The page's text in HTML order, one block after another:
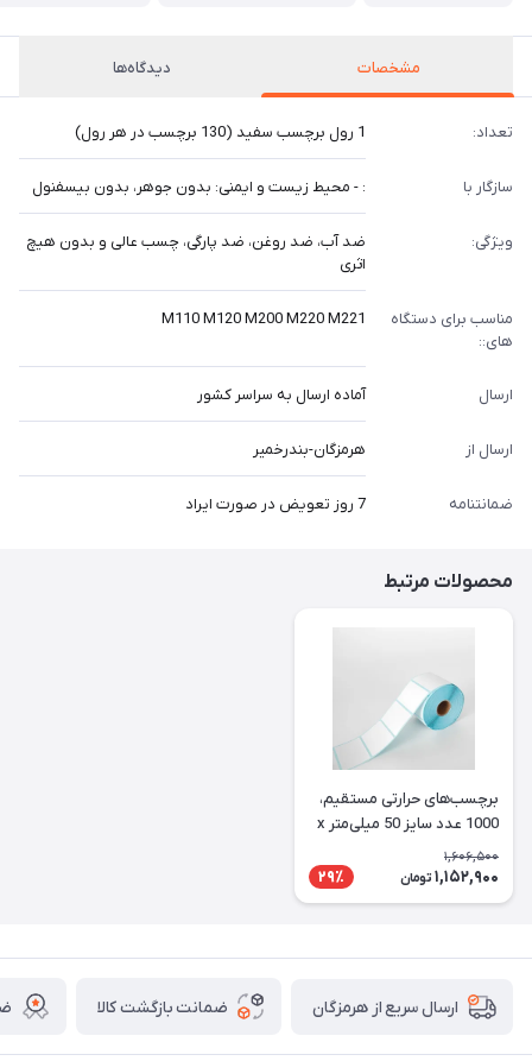
مشخصات دیدگاه‌ها
تعداد: 1 رول برچسب سفید (130 برچسب در هر رول)
سازگار با : - محیط زیست و ایمنی: بدون جوهر، بدون بیسفنول
ویژگی:
ضد آب، ضد روغن، ضد پارگی، چسب عالی و بدون هیچ
اثری
مناسب برای دستگاه
های::
M110 M120 M200 M220 M221
ارسال آماده ارسال به سراسر کشور
ارسال از هرمزگان-بندرخمیر
ضمانتنامه 7 روز تعویض در صورت ایراد
محصولات مرتبط
برچسب‌های حرارتی مستقیم،
1000 عدد سایز 50 میلی‌متر x
30 میلی‌متر
1,606,500
1,152,900 تومان 29٪
ارسال سریع از هرمزگان ضمانت بازگشت کالا